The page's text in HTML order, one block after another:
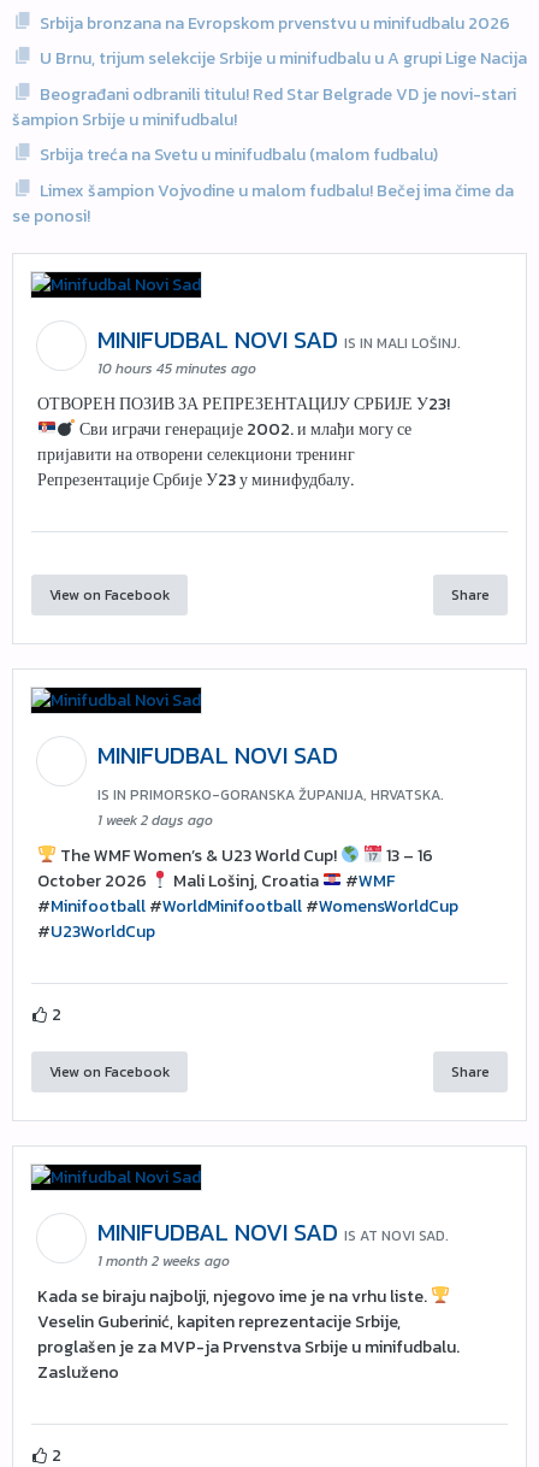
Srbija bronzana na Evropskom prvenstvu u minifudbalu 2026
U Brnu, trijum selekcije Srbije u minifudbalu u A grupi Lige Nacija
Beograđani odbranili titulu! Red Star Belgrade VD je novi-stari
šampion Srbije u minifudbalu!
Srbija treća na Svetu u minifudbalu (malom fudbalu)
Limex šampion Vojvodine u malom fudbalu! Bečej ima čime da
se ponosi!
MINIFUDBAL NOVI SAD IS IN MALI LOŠINJ.
10 hours 45 minutes ago
ОТВОРЕН ПОЗИВ ЗА РЕПРЕЗЕНТАЦИЈУ СРБИЈЕ У23!
Сви играчи генерације 2002. и млађи могу се
пријавити на отворени селекциони тренинг
Репрезентације Србије У23 у минифудбалу.
View on Facebook Share
MINIFUDBAL NOVI SAD
IS IN PRIMORSKO-GORANSKA ŽUPANIJA, HRVATSKA.
1 week 2 days ago
The WMF Women’s & U23 World Cup!
13 – 16
October 2026
Mali Lošinj, Croatia #WMF
#Minifootball#WorldMinifootball#WomensWorldCup
#U23WorldCup
2
View on Facebook Share
MINIFUDBAL NOVI SAD IS AT NOVI SAD.
1 month 2 weeks ago
Kada se biraju najbolji, njegovo ime je na vrhu liste.
Veselin Guberinić, kapiten reprezentacije Srbije,
proglašen je za MVP-ja Prvenstva Srbije u minifudbalu.
Zasluženo
2